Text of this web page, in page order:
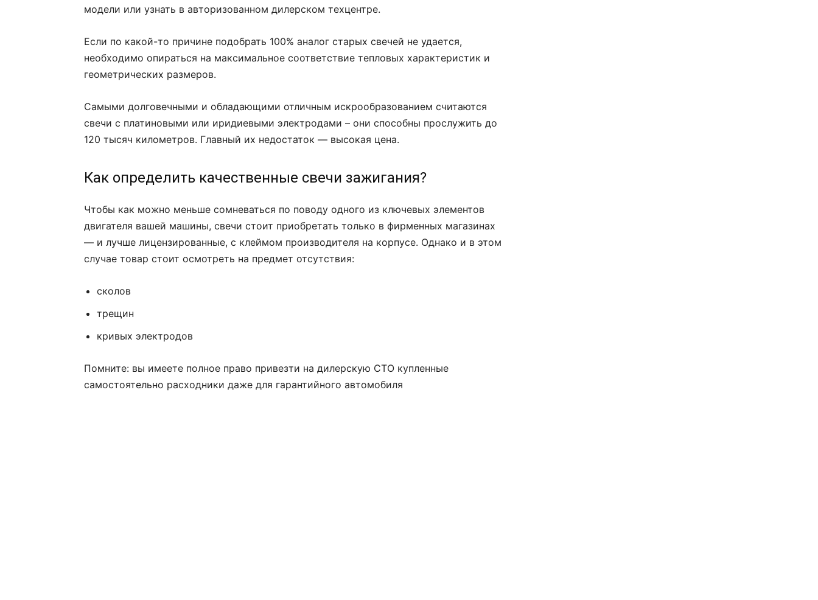
модели или узнать в авторизованном дилерском техцентре.
Если по какой-то причине подобрать 100% аналог старых свечей не удается,
необходимо опираться на максимальное соответствие тепловых характеристик и
геометрических размеров.
Самыми долговечными и обладающими отличным искрообразованием считаются
свечи с платиновыми или иридиевыми электродами – они способны прослужить до
120 тысяч километров. Главный их недостаток — высокая цена.
Как определить качественные свечи зажигания?
Чтобы как можно меньше сомневаться по поводу одного из ключевых элементов
двигателя вашей машины, свечи стоит приобретать только в фирменных магазинах
— и лучше лицензированные, с клеймом производителя на корпусе. Однако и в этом
случае товар стоит осмотреть на предмет отсутствия:
сколов
трещин
кривых электродов
Помните: вы имеете полное право привезти на дилерскую СТО купленные
самостоятельно расходники даже для гарантийного автомобиля